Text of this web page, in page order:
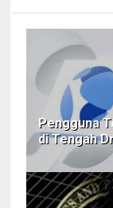
Pengguna
di Tengah